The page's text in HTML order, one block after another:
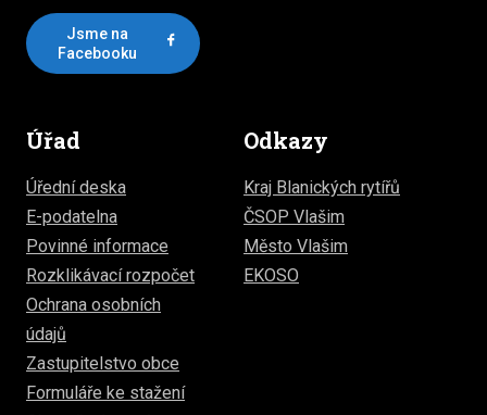
Jsme na
Facebooku
Úřad
Úřední deska
E-podatelna
Povinné informace
Rozklikávací rozpočet
Ochrana osobních
údajů
Zastupitelstvo obce
Formuláře ke stažení
Odkazy
Kraj Blanických rytířů
ČSOP Vlašim
Město Vlašim
EKOSO